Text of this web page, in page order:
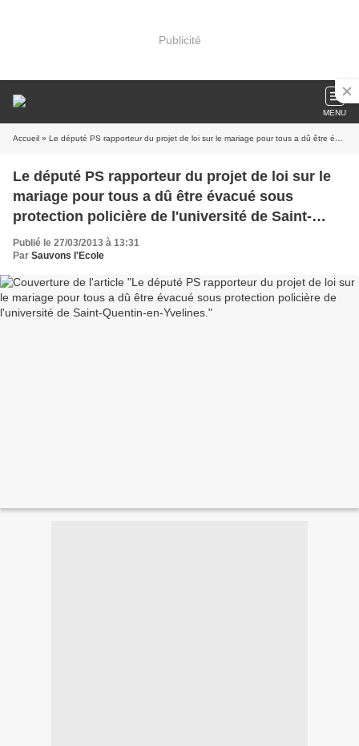
Publicité
MENU
Accueil » Le député PS rapporteur du projet de loi sur le mariage pour tous a dû être évacué sous protection policière de l'université de Saint-Quentin-en-Yvelines.
Le député PS rapporteur du projet de loi sur le
mariage pour tous a dû être évacué sous
protection policière de l'université de Saint-
Quentin-en-Yvelines.
Publié le 27/03/2013 à 13:31
Par Sauvons l'Ecole